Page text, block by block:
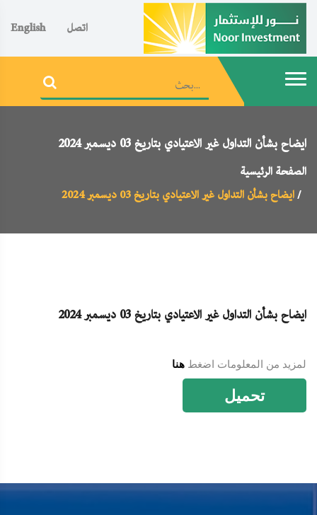
اتصل English
ايضاح بشأن التداول غير الاعتيادي بتاريخ 03 ديسمبر 2024
الصفحة الرئيسية
ايضاح بشأن التداول غير الاعتيادي بتاريخ 03 ديسمبر 2024
ايضاح بشأن التداول غير الاعتيادي بتاريخ 03 ديسمبر 2024
لمزيد من المعلومات اضغط هنا
تحميل